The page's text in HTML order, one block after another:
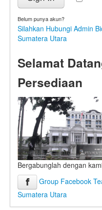
Belum punya akun?
Silahkan Hubungi Admin
Sumatera Utara
Selamat
Persediaan
Bergabunglah dengan
Group Facebook
Sumatera Utara